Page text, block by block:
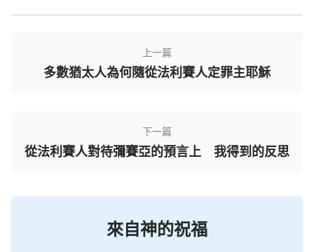
在律法時代，神對於遵守律法的人便是憐憫祝
天火燒死或者石頭砸死。這樣的懲罰在人的眼裡似乎
過於嚴厲，但神的心意永遠都是美善的，因為神的實
在他還懵懂不會分辨善惡時，會給他制定一些規定，
如：不能和壞孩子一起玩、不能隨便打人罵人、不能
道上走，那我們就會施以相應的管教，其目的還是為
了讓他能好好的成長，不沾染惡習，不走上犯罪的道
路，這都是在愛的支配下才這樣做的，若是沒有父母
上一篇
多數猶太人為何隨從法利賽人定罪主耶穌
下一篇
從法利賽人對待彌賽亞的預言上 我得到的反思
來自神的祝福